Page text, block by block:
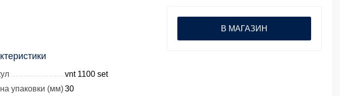
vnt 1100 set
упаковки (мм)30
В МАГАЗИН